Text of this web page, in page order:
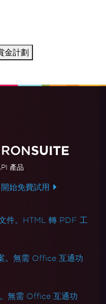
金計劃
SUITE
產品
開始免費試用
件。HTML 轉 PDF 工
。無需 Office 互通功
無需 Office 互通功